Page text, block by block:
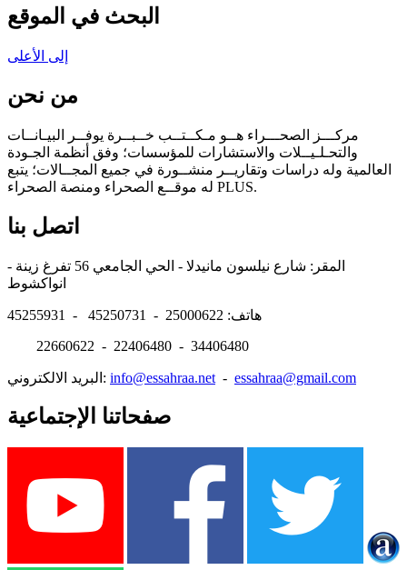
البحث في الموقع
إلى الأعلى
من نحن
مركـــز الصحـــراء هــو مـكــتــب خــبــرة يوفــر البيـانــات
والتحـلـيــلات والاستشارات للمؤسسات؛ وفق أنظمة الجـودة
العالمية وله دراسات وتقاريــر منشــورة في جميع المجــالات؛ يتبع
له موقــع الصحراء ومنصة الصحراء PLUS.
اتصل بنا
المقر: شارع نيلسون مانيدلا - الحي الجامعي 56 تفرغ زينة -
هاتف: 25000622 - 45250731 - 45255931
22660622 - 22406480 - 34406480
البريد الالكتروني: info@essahraa.net - essahraa@gmail.com
صفحاتنا الإجتماعية